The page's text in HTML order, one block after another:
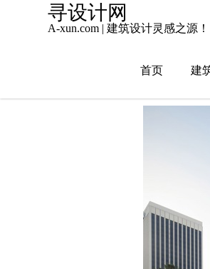
寻设计网
A-xun.com | 建筑设计灵感之源！
首页 建